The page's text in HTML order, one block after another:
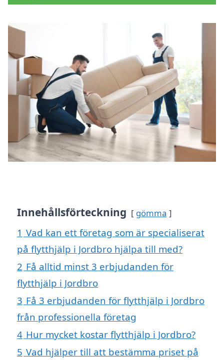
Innehållsförteckning gömma
1 Vad kan ett företag som är specialiserat
på flytthjälp i Jordbro hjälpa till med?
2 Få alltid minst 3 erbjudanden för
flytthjälp i Jordbro
3 Få 3 erbjudanden för flytthjälp i Jordbro
från professionella företag
4 Hur mycket kostar flytthjälp i Jordbro?
5 Vad hjälper till att bestämma priset på